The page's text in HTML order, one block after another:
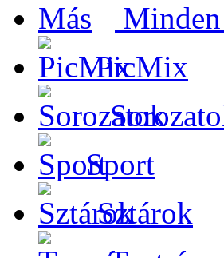
PicMix
Sport
Sztárok